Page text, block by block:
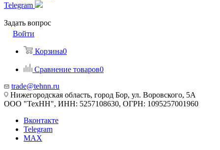
Telegram
Задать вопрос
Войти
Корзина0
Сравнение товаров0
trade@tehnn.ru
Нижегородская область, город Бор, ул. Воровского, 5А
ООО "ТехНН", ИНН: 5257108630, ОГРН: 1095257001960
Вконтакте
Telegram
MAX